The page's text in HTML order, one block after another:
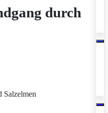
durch
Salzelmen